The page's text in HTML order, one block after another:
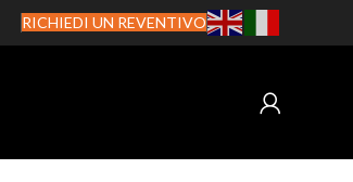
RICHIEDI UN REVENTIVO